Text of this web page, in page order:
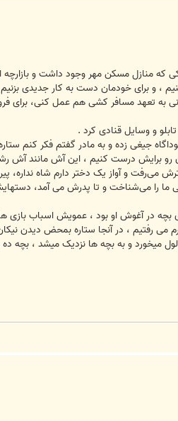
منازل مسکن مهر وجود داشت و بازارچه
، و برای خودمان دست به کار جدیدی
به تعهد مسافر کشی هم عمل کنی،
و وسایل قنادی کرد .
جیغی زده و به مادر گفتم فکر کنم ستاره
برایش درست کنیم ، این آش مانند آش
و آواز یک دختر دارم شاه نداره،
را می‌شناخت و تا پدرش می آمد، دستهایش
در آغوش او بود ، عمویش اسباب بازی
می رفتیم ، در آنجا ستاره بمحض دیدن
میخورد و به بچه ها نزدیک میشد ، بچه